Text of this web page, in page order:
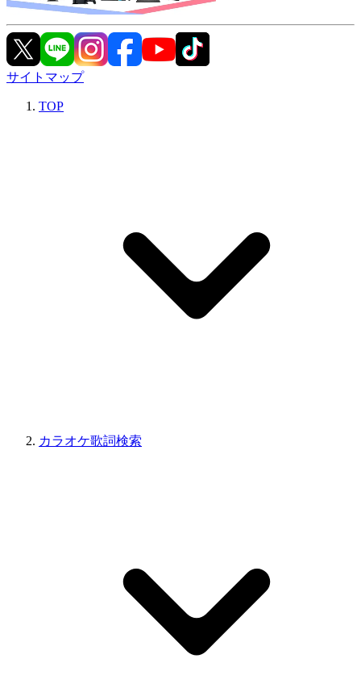
サイトマップ
TOP
カラオケ歌詞検索